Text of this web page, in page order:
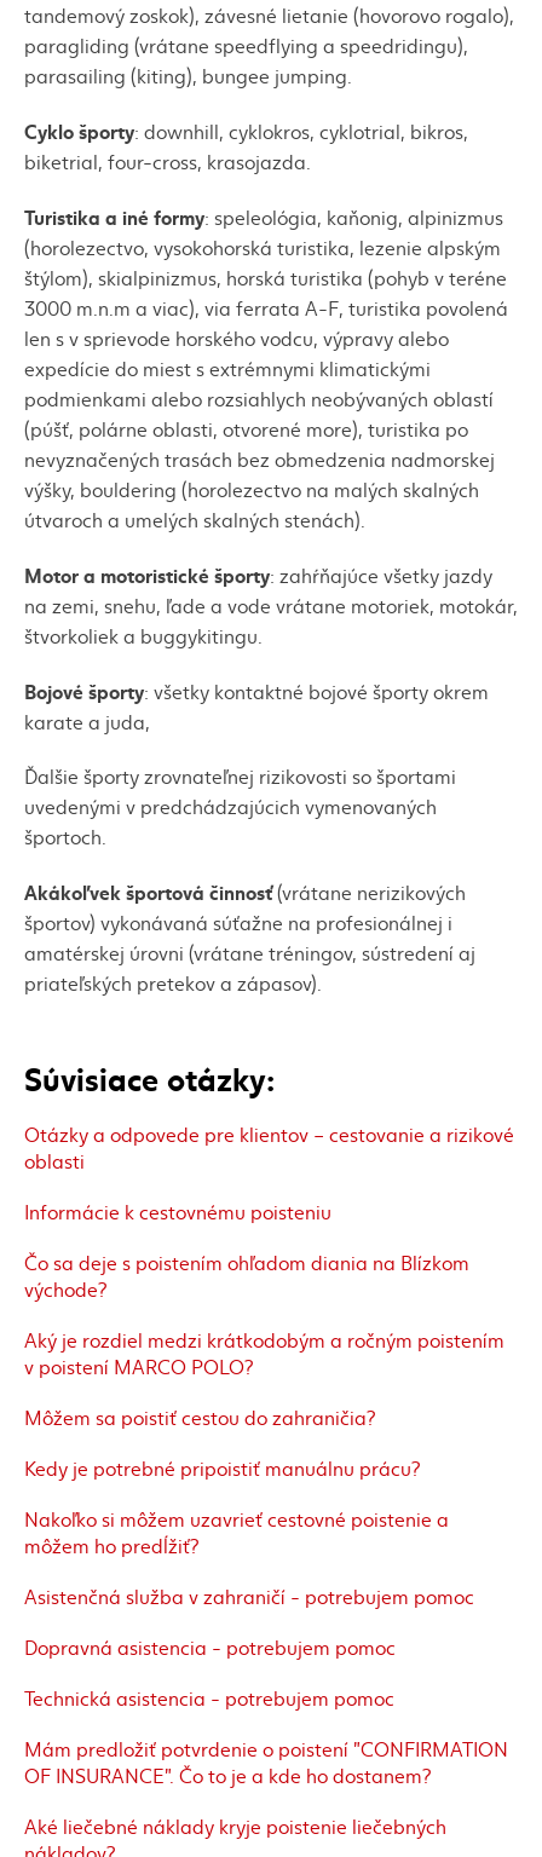
Súvisiace otázky:
Otázky a odpovede pre klientov – cestovanie a rizikové
oblasti
Informácie k cestovnému poisteniu
Čo sa deje s poistením ohľadom diania na Blízkom
východe?
Aký je rozdiel medzi krátkodobým a ročným poistením
v poistení MARCO POLO?
Môžem sa poistiť cestou do zahraničia?
Kedy je potrebné pripoistiť manuálnu prácu?
Nakoľko si môžem uzavrieť cestovné poistenie a
môžem ho predĺžiť?
Asistenčná služba v zahraničí - potrebujem pomoc
Dopravná asistencia - potrebujem pomoc
Technická asistencia - potrebujem pomoc
Mám predložiť potvrdenie o poistení "CONFIRMATION
OF INSURANCE". Čo to je a kde ho dostanem?
Aké liečebné náklady kryje poistenie liečebných
tandemový zoskok), závesné lietanie (hovorovo rogalo),
paragliding (vrátane speedflying a speedridingu),
parasailing (kiting), bungee jumping
Cyklo športy: downhill, cyklokros, cyklotrial, bikros,
biketrial, four-cross, krasojazda.
Turistika a iné formy: speleológia, kaňonig, alpinizmus
(horolezectvo, vysokohorská turistika, lezenie alpským
štýlom), skialpinizmus, horská turistika (pohyb v teréne
3000 m.n.m a viac), via ferrata A-F, turistika povolená
len s v sprievode horského vodcu, výpravy alebo
expedície do miest s extrémnymi klimatickými
podmienkami alebo rozsiahlych neobývaných oblastí
(púšť, polárne oblasti, otvorené more), turistika po
nevyznačených trasách bez obmedzenia nadmorskej
výšky, bouldering (horolezectvo na malých skalných
útvaroch a umelých skalných stenách).
Motor a motoristické športy: zahŕňajúce všetky jazdy
na zemi, snehu, ľade a vode vrátane motoriek, motokár,
štvorkoliek a buggykitingu
Bojové športy: všetky kontaktné bojové športy okrem
karate a juda,
Ďalšie športy zrovnateľnej rizikovosti so športami
uvedenými v predchádzajúcich vymenovaných
športoch.
Akákoľvek športová činnosť(vrátane nerizikových
športov) vykonávaná súťažne na profesionálnej i
amatérskej úrovni (vrátane tréningov, sústredení aj
priateľských pretekov a zápasov).